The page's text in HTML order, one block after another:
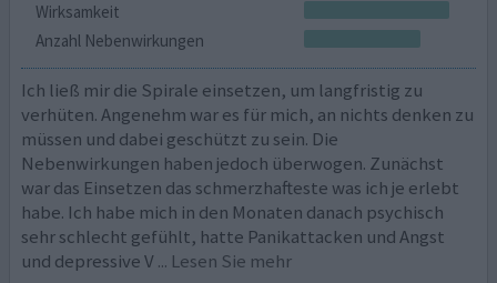
Wirksamkeit
Anzahl Nebenwirkungen
Ich ließ mir die Spirale einsetzen, um langfristig zu
verhüten. Angenehm war es für mich, an nichts denken zu
müssen und dabei geschützt zu sein. Die
Nebenwirkungen haben jedoch überwogen. Zunächst
war das Einsetzen das schmerzhafteste was ich je erlebt
habe. Ich habe mich in den Monaten danach psychisch
sehr schlecht gefühlt, hatte Panikattacken und Angst
und depressive V ... Lesen Sie mehr